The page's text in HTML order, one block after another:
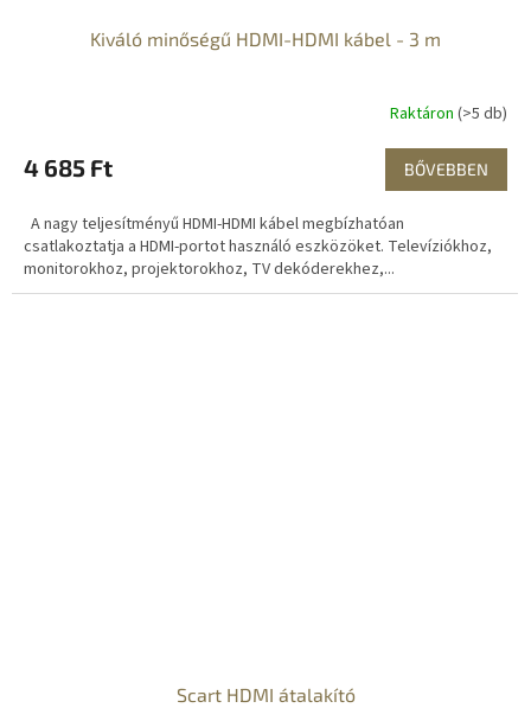
Kiváló minőségű HDMI-HDMI kábel - 3 m
Raktáron (>5 db)
4 685 Ft BŐVEBBEN
A nagy teljesítményű HDMI-HDMI kábel megbízhatóan
csatlakoztatja a HDMI-portot használó eszközöket. Televíziókhoz,
monitorokhoz, projektorokhoz, TV dekóderekhez,...
Scart HDMI átalakító